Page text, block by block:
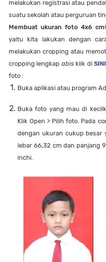
melakukan registrasi atau
suatu sekolah atau perguruan
Membuat ukuran foto 4x6 cm
yaitu kita lakukan dengan
melakukan cropping atau
cropping lengkap abisklik diSINI
foto :
Buka aplikasi atau program
Buka foto yang mau di
Klik Open > Pilih foto. Pada
dengan ukuran cukup besar
lebar 66,32 cm dan panjang
inchi.